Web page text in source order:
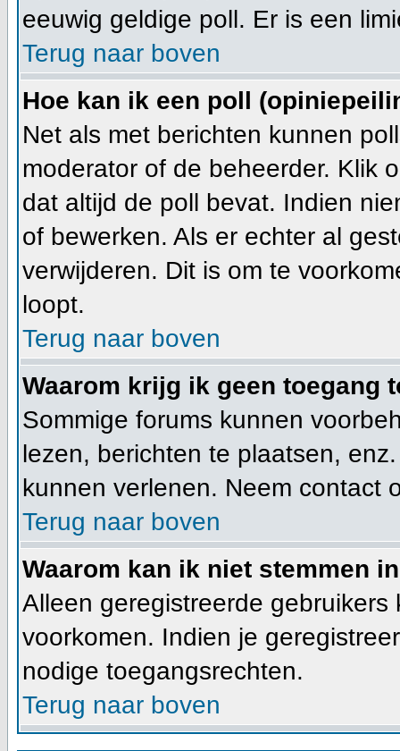
eeuwig geldige poll. Er is een
Terug naar boven
Hoe kan ik een poll
Net als met berichten kunnen
moderator of de beheerder. Klik
dat altijd de poll bevat. Indien
of bewerken. Als er echter al
verwijderen. Dit is om te
loopt.
Terug naar boven
Waarom krijg ik geen toegang
Sommige forums kunnen
lezen, berichten te plaatsen,
kunnen verlenen. Neem contact
Terug naar boven
Waarom kan ik niet stemmen
Alleen geregistreerde
voorkomen. Indien je
nodige toegangsrechten.
Terug naar boven